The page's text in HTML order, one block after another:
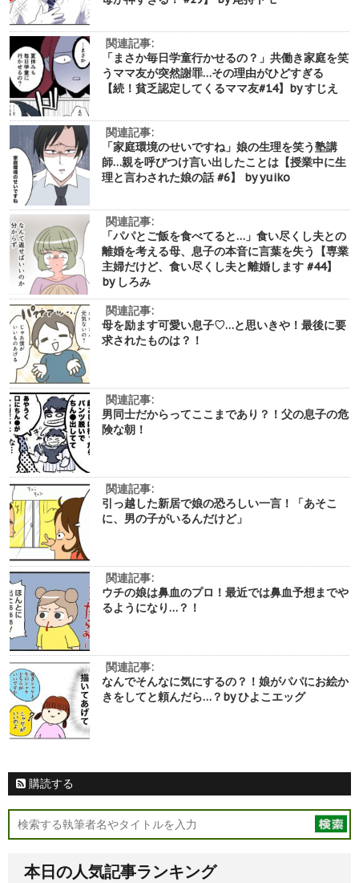
関連記事:
「まさか毎日学童行かせるの？」共働き家庭を笑
うママ友が突然謝罪…その理由がひどすぎる
【続！貧乏認定してくるママ友#14】by すじえ
関連記事:
「家庭環境のせいですね」娘の生理を笑う塾講
師…親を呼びつけ言い出したことは【授業中に生
理と言わされた娘の話 #6】 by yuiko
関連記事:
「パパとご飯を食べてると…」食い尽くし夫との
離婚を考える母、息子の本音に言葉を失う【専業
主婦だけど、食い尽くし夫と離婚します #44】
by しろみ
関連記事:
母を励ます可愛い息子♡…と思いきや！最後に要
求されたものは？！
関連記事:
男同士だからってここまであり？！父の息子の危
険な朝！
関連記事:
引っ越した新居で娘の恐ろしい一言！「あそこ
に、男の子がいるんだけど」
関連記事:
ウチの娘は鼻血のプロ！最近では鼻血予想までや
るようになり…？！
関連記事:
なんでそんなに気にするの？！娘がパパにお絵か
きをしてと頼んだら…？by ひよこエッグ
購読する
本日の人気記事ランキング